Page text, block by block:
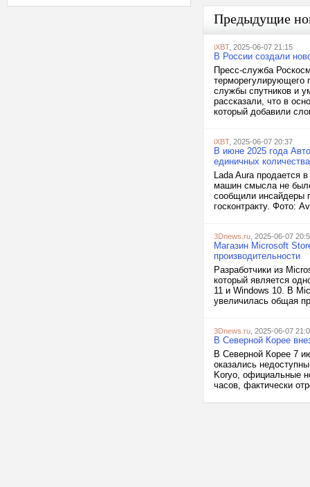
Предыдущие
iXBT, 2025-06-07 21:15
В России создали
Пресс-служба
терморегулирующего
службы спутников и
рассказали, что в
который добавили
iXBT, 2025-06-07 20:37
В июне 2025 года
единичных
Lada Aura продается
машин смысла не
сообщили инсайдеры
госконтракту. Фото:
3Dnews.ru , 2025-06-07
Магазин Microsoft
производительности
Разработчики из
который является
11 и Windows 10. В
увеличилась общая
3Dnews.ru , 2025-06-07
В Северной Корее
В Северной Корее 7
оказались
Koryo, официальные
часов, фактически